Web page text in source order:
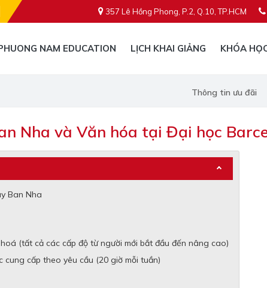
357 Lê Hồng Phong, P.2, Q.10, TP.HCM
NAM EDUCATION LỊCH KHAI GIẢNG KHÓA
Thông tin ưu đãi
Nha và Văn hóa tại Đại học
Ban Nha
(tất cả các cấp độ từ người mới bắt đầu đến nâng cao)
cung cấp theo yêu cầu (20 giờ mỗi tuần)